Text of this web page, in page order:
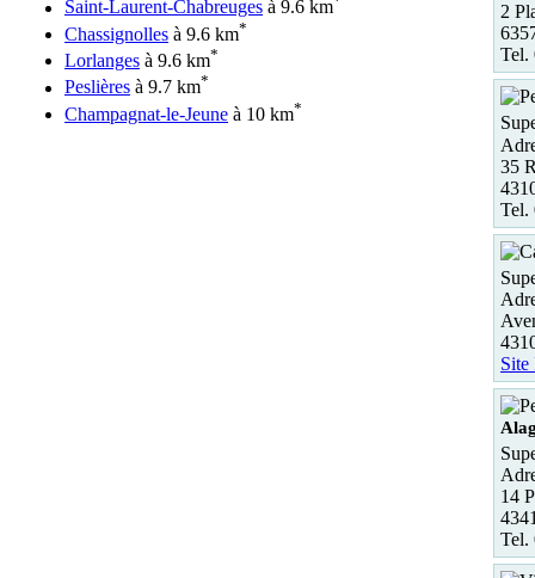
Saint-Laurent-Chabreuges à 9.6 km
Chassignolles à 9.6 km*
Lorlanges à 9.6 km*
Peslières à 9.7 km*
Champagnat-le-Jeune à 10 km*
2
Tel.
35
Tel.
Site
14
Tel.